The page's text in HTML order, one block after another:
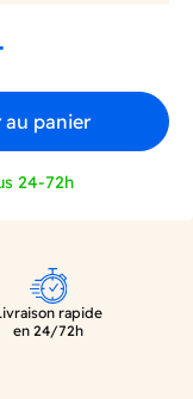
au panier
24-72h
rapide
en 24/72h